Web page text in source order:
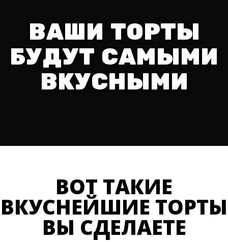
ВАШИ ТОРТЫ
БУДУТ САМЫМИ
ВКУСНЫМИ
ВОТ ТАКИЕ
ВКУСНЕЙШИЕ ТОРТЫ
ВЫ СДЕЛАЕТЕ